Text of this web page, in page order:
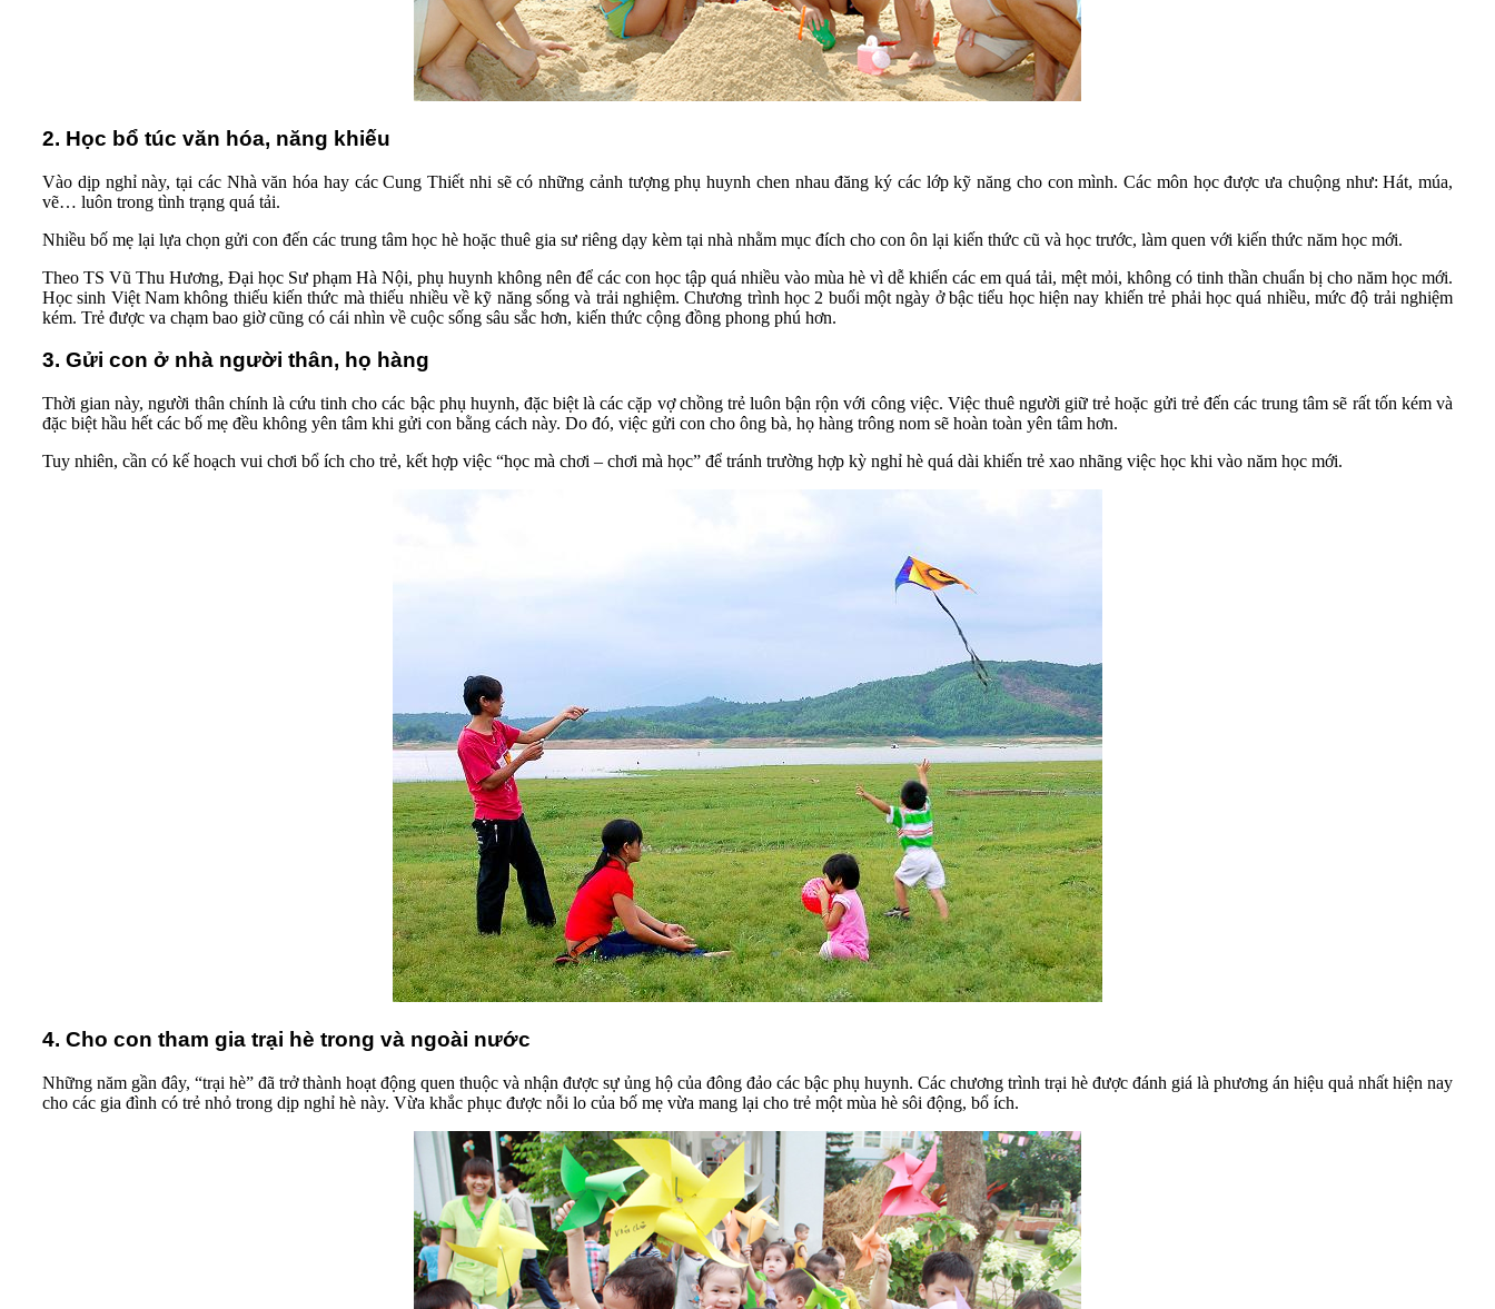
2. Học bổ túc văn hóa, năng khiếu
Vào dịp nghỉ này, tại các Nhà văn hóa hay các Cung Thiết nhi sẽ có những cảnh tượng phụ huynh chen nhau đăng ký các lớp kỹ năng cho con mình. Các môn học được ưa chuộng như: Hát, múa,
vẽ… luôn trong tình trạng quá tải.
Nhiều bố mẹ lại lựa chọn gửi con đến các trung tâm học hè hoặc thuê gia sư riêng dạy kèm tại nhà nhằm mục đích cho con ôn lại kiến thức cũ và học trước, làm quen với kiến thức năm học mới.
Theo TS Vũ Thu Hương, Đại học Sư phạm Hà Nội, phụ huynh không nên để các con học tập quá nhiều vào mùa hè vì dễ khiến các em quá tải, mệt mỏi, không có tinh thần chuẩn bị cho năm học mới.
Học sinh Việt Nam không thiếu kiến thức mà thiếu nhiều về kỹ năng sống và trải nghiệm. Chương trình học 2 buổi một ngày ở bậc tiểu học hiện nay khiến trẻ phải học quá nhiều, mức độ trải nghiệm
kém. Trẻ được va chạm bao giờ cũng có cái nhìn về cuộc sống sâu sắc hơn, kiến thức cộng đồng phong phú hơn.
3. Gửi con ở nhà người thân, họ hàng
Thời gian này, người thân chính là cứu tinh cho các bậc phụ huynh, đặc biệt là các cặp vợ chồng trẻ luôn bận rộn với công việc. Việc thuê người giữ trẻ hoặc gửi trẻ đến các trung tâm sẽ rất tốn kém và
đặc biệt hầu hết các bố mẹ đều không yên tâm khi gửi con bằng cách này. Do đó, việc gửi con cho ông bà, họ hàng trông nom sẽ hoàn toàn yên tâm hơn.
Tuy nhiên, cần có kế hoạch vui chơi bổ ích cho trẻ, kết hợp việc “học mà chơi – chơi mà học” để tránh trường hợp kỳ nghỉ hè quá dài khiến trẻ xao nhãng việc học khi vào năm học mới.
4. Cho con tham gia trại hè trong và ngoài nước
Những năm gần đây, “trại hè” đã trở thành hoạt động quen thuộc và nhận được sự ủng hộ của đông đảo các bậc phụ huynh. Các chương trình trại hè được đánh giá là phương án hiệu quả nhất hiện nay
cho các gia đình có trẻ nhỏ trong dịp nghỉ hè này. Vừa khắc phục được nỗi lo của bố mẹ vừa mang lại cho trẻ một mùa hè sôi động, bổ ích.